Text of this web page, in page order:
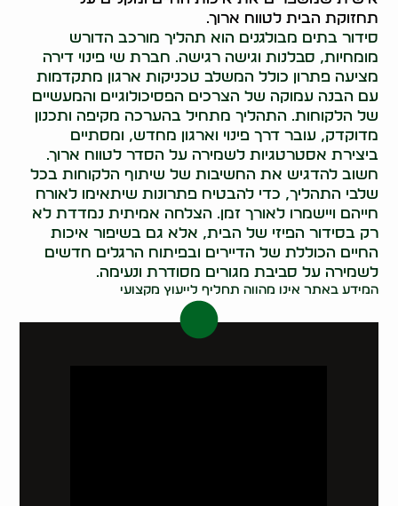
תחזוקת הבית לטווח ארוך.
סידור בתים מבולגנים הוא תהליך מורכב הדורש
מומחיות, סבלנות וגישה רגישה. חברת שי פינוי דירה
מציעה פתרון כולל המשלב טכניקות ארגון מתקדמות
עם הבנה עמוקה של הצרכים הפסיכולוגיים והמעשיים
של הלקוחות. התהליך מתחיל בהערכה מקיפה ותכנון
מדוקדק, עובר דרך פינוי וארגון מחדש, ומסתיים
ביצירת אסטרטגיות לשמירה על הסדר לטווח ארוך.
חשוב להדגיש את החשיבות של שיתוף הלקוחות בכל
שלבי התהליך, כדי להבטיח פתרונות שיתאימו לאורח
חייהם ויישמרו לאורך זמן. הצלחה אמיתית נמדדת לא
רק בסידור הפיזי של הבית, אלא גם בשיפור איכות
החיים הכוללת של הדיירים ובפיתוח הרגלים חדשים
לשמירה על סביבת מגורים מסודרת ונעימה.
המידע באתר אינו מהווה תחליף לייעוץ מקצועי